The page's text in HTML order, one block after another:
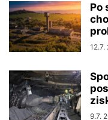
Po
12.7.
9.7.